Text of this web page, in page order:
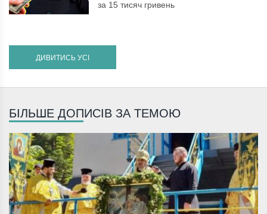
за 15 тисяч гривень
ДИВИТИСЬ УСІ
БІЛЬШЕ ДОПИСІВ ЗА ТЕМОЮ